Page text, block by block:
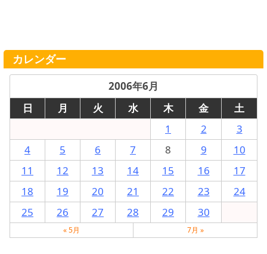
カレンダー
2006年6月
日
月 火 水 木 金
土
1
2
3
4
5 6 7 8 9
10
11
12 13 14 15 16
17
18
19 20 21 22 23
24
25
26 27 28 29 30
« 5月 7月 »